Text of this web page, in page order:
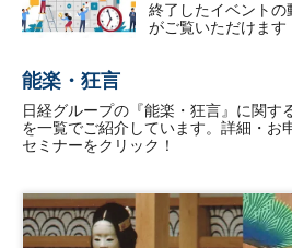
終了したイベント
がご覧いただけます
能楽・狂言
日経グループの『能楽・狂言』に関す
を一覧でご紹介しています。詳細・お
セミナーをクリック！